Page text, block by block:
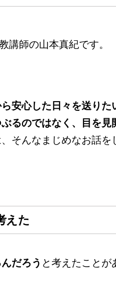
講師の山本真紀です。
安心した日々を送りた
るのではなく、目を見
そんなまじめなお話を
えた
だろう と考えたことが